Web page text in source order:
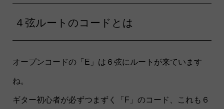
４弦ルートのコードとは
オープンコードの「E」は６弦にルートが来ています
ね。
ギター初心者が必ずつまずく「F」のコード、これも６